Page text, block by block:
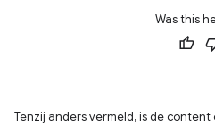
Was this
Tenzij anders vermeld, is de